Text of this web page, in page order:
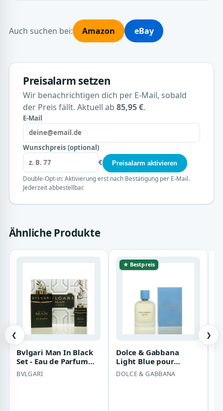
Auch suchen bei: Amazon eBay
Preisalarm setzen
Wir benachrichtigen dich per E-Mail, sobald
der Preis fällt. Aktuell ab 85,95 €.
E-Mail
Wunschpreis (optional)
€
Preisalarm aktivieren
Double-Opt-in: Aktivierung erst nach Bestätigung per E-Mail.
Jederzeit abbestellbar.
Ähnliche Produkte
❮
Bvlgari Man In Black
Set - Eau de Parfum
100 ml + EDP 15 ml
BVLGARI
★ Bestpreis
Dolce & Gabbana
Light Blue pour
Homme Eau de
Toilette 100 ml
DOLCE & GABBANA
❯